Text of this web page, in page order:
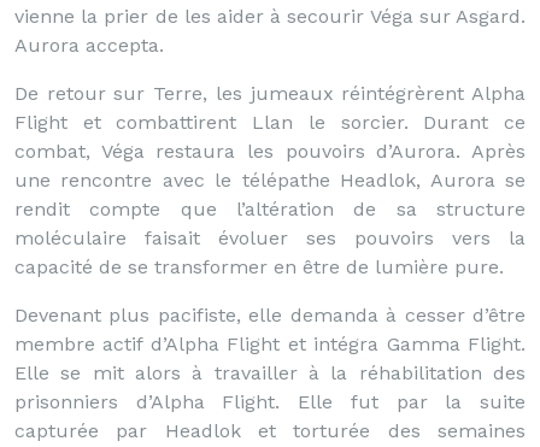
vienne la prier de les aider à secourir Véga sur Asgard.
Aurora accepta.
De retour sur Terre, les jumeaux réintégrèrent Alpha
Flight et combattirent Llan le sorcier. Durant ce
combat, Véga restaura les pouvoirs d’Aurora. Après
une rencontre avec le télépathe Headlok, Aurora se
rendit compte que l’altération de sa structure
moléculaire faisait évoluer ses pouvoirs vers la
capacité de se transformer en être de lumière pure.
Devenant plus pacifiste, elle demanda à cesser d’être
membre actif d’Alpha Flight et intégra Gamma Flight.
Elle se mit alors à travailler à la réhabilitation des
prisonniers d’Alpha Flight. Elle fut par la suite
capturée par Headlok et torturée des semaines